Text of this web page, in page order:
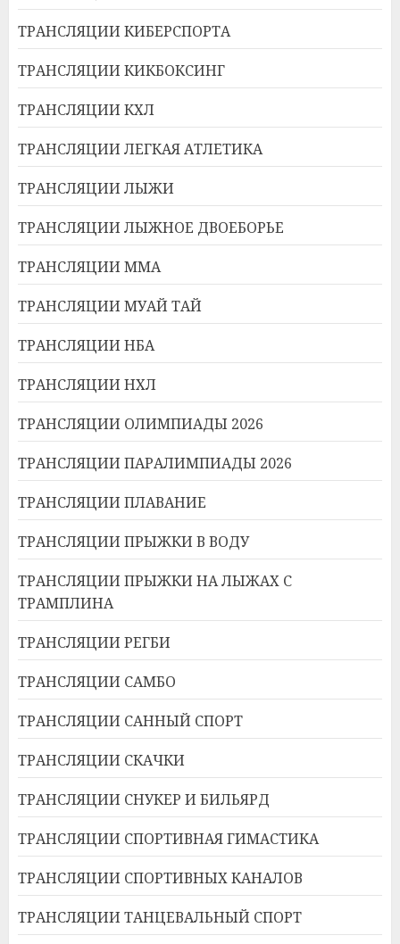
ТРАНСЛЯЦИИ КИБЕРСПОРТА
ТРАНСЛЯЦИИ КИКБОКСИНГ
ТРАНСЛЯЦИИ КХЛ
ТРАНСЛЯЦИИ ЛЕГКАЯ АТЛЕТИКА
ТРАНСЛЯЦИИ ЛЫЖИ
ТРАНСЛЯЦИИ ЛЫЖНОЕ ДВОЕБОРЬЕ
ТРАНСЛЯЦИИ ММА
ТРАНСЛЯЦИИ МУАЙ ТАЙ
ТРАНСЛЯЦИИ НБА
ТРАНСЛЯЦИИ НХЛ
ТРАНСЛЯЦИИ ОЛИМПИАДЫ 2026
ТРАНСЛЯЦИИ ПАРАЛИМПИАДЫ 2026
ТРАНСЛЯЦИИ ПЛАВАНИЕ
ТРАНСЛЯЦИИ ПРЫЖКИ В ВОДУ
ТРАНСЛЯЦИИ ПРЫЖКИ НА ЛЫЖАХ С
ТРАМПЛИНА
ТРАНСЛЯЦИИ РЕГБИ
ТРАНСЛЯЦИИ САМБО
ТРАНСЛЯЦИИ САННЫЙ СПОРТ
ТРАНСЛЯЦИИ СКАЧКИ
ТРАНСЛЯЦИИ СНУКЕР И БИЛЬЯРД
ТРАНСЛЯЦИИ СПОРТИВНАЯ ГИМАСТИКА
ТРАНСЛЯЦИИ СПОРТИВНЫХ КАНАЛОВ
ТРАНСЛЯЦИИ ТАНЦЕВАЛЬНЫЙ СПОРТ